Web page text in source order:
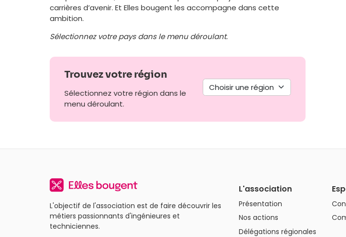
carrières d’avenir. Et Elles bougent les accompagne dans cette
ambition.
Sélectionnez votre pays dans le menu déroulant.
Trouvez votre région
Sélectionnez votre région dans le
menu déroulant.
L'objectif de l'association est de faire découvrir les
métiers passionnants d'ingénieures et
techniciennes.
L'association
Présentation
Nos actions
Délégations régionales